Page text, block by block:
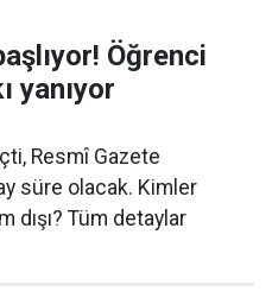
Öğrenci
yanıyor
Resmî Gazete
süre olacak. Kimler
dışı? Tüm detaylar